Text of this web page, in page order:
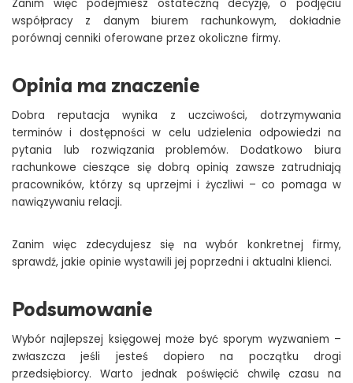
Zanim więc podejmiesz ostateczną decyzję, o podjęciu
współpracy z danym biurem rachunkowym, dokładnie
porównaj cenniki oferowane przez okoliczne firmy.
Opinia ma znaczenie
Dobra reputacja wynika z uczciwości, dotrzymywania
terminów i dostępności w celu udzielenia odpowiedzi na
pytania lub rozwiązania problemów. Dodatkowo biura
rachunkowe cieszące się dobrą opinią zawsze zatrudniają
pracowników, którzy są uprzejmi i życzliwi – co pomaga w
nawiązywaniu relacji.
Zanim więc zdecydujesz się na wybór konkretnej firmy,
sprawdź, jakie opinie wystawili jej poprzedni i aktualni klienci.
Podsumowanie
Wybór najlepszej księgowej może być sporym wyzwaniem –
zwłaszcza jeśli jesteś dopiero na początku drogi
przedsiębiorcy. Warto jednak poświęcić chwilę czasu na